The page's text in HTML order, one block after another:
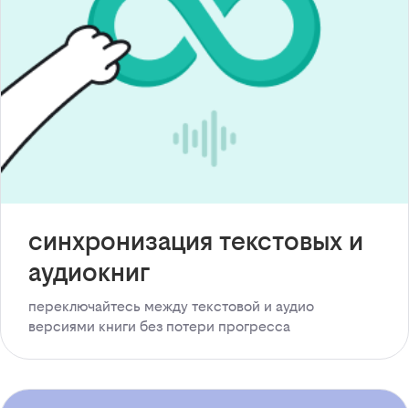
синхронизация текстовых и
аудиокниг
переключайтесь между текстовой и аудио
версиями книги без потери прогресса